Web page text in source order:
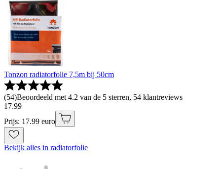
Tonzon radiatorfolie 7,5m bij 50cm
(54)Beoordeeld met 4.2 van de 5 sterren, 54 klantreviews
17.99
Prijs: 17.99 euro
Bekijk alles in radiatorfolie